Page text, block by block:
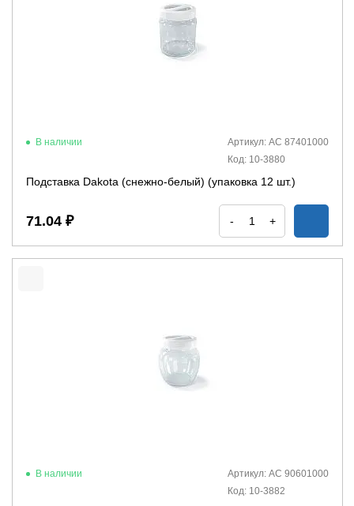
В наличии
Артикул: АС 87401000
Код: 10-3880
Подставка Dakota (снежно-белый) (упаковка 12 шт.)
71.04 ₽ - +
В наличии
Артикул: АС 90601000
Код: 10-3882